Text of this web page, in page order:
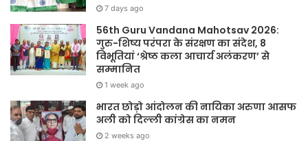
7 days ago
56th Guru Vandana Mahotsav 2026:
गुरु-शिष्य परंपरा के संरक्षण का संदेश, 8
विभूतियां ‘श्रेष्ठ कला आचार्य अलंकरण’ से
सम्मानित
1 week ago
भारत छोड़ो आंदोलन की नायिका अरुणा आसफ
अली को दिल्ली कांग्रेस का नमन
2 weeks ago